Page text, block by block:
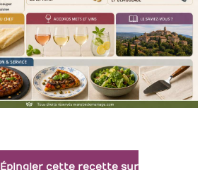
Épingler cette recette sur